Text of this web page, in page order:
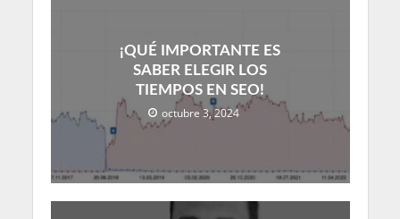
¡QUÉ IMPORTANTE ES
SABER ELEGIR LOS
TIEMPOS EN SEO!
octubre 3, 2024